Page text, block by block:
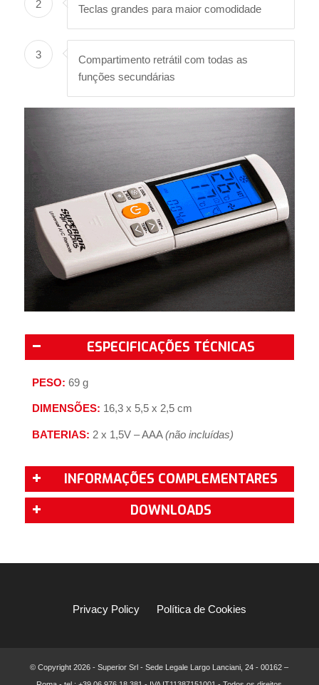
2 Teclas grandes para maior comodidade
3
Compartimento retrátil com todas as
funções secundárias
ESPECIFICAÇÕES TÉCNICAS
PESO: 69 g
DIMENSÕES: 16,3 x 5,5 x 2,5 cm
BATERIAS: 2 x 1,5V – AAA(não incluídas)
INFORMAÇÕES COMPLEMENTARES
DOWNLOADS
Privacy Policy Política de Cookies
© Copyright2026 - Superior Srl - Sede Legale Largo Lanciani, 24 - 00162 –